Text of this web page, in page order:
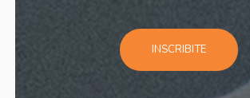
VER HORARIOS